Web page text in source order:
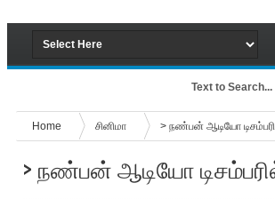
Home சினிமா > நண்பன் ஆடியோ
> நண்பன் ஆடியோ